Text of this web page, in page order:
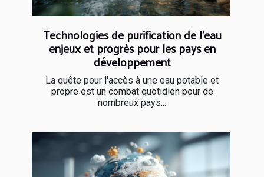
Technologies de purification de l'eau
enjeux et progrès pour les pays en
développement
La quête pour l'accès à une eau potable et
propre est un combat quotidien pour de
nombreux pays...